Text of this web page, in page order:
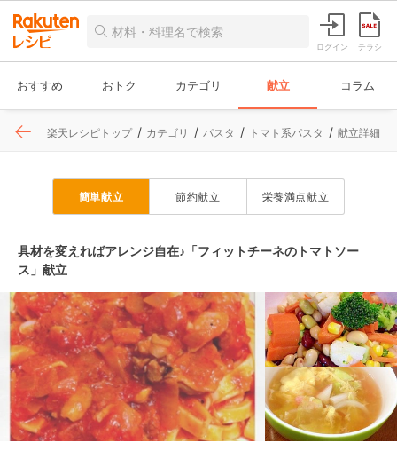
ログイン チラシ
おすすめ おトク カテゴリ 献立 コラム
楽天レシピトップ カテゴリ パスタ トマト系パスタ 献立詳細
簡単献立 節約献立 栄養満点献立
具材を変えればアレンジ自在♪「フィットチーネのトマトソー
ス」献立